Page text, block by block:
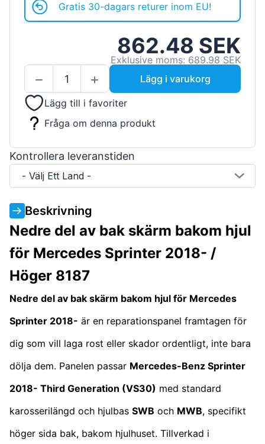
Gratis 30-dagars returer inom EU!
862.48 SEK
Exklusive moms: 689.98 SEK
Lägg i varukorg
Lägg till i favoriter
Fråga om denna produkt
Kontrollera leveranstiden
- Välj Ett Land -
Beskrivning
Nedre del av bak skärm bakom hjul
för Mercedes Sprinter 2018- /
Höger 8187
Nedre del av bak skärm bakom hjul för Mercedes
Sprinter 2018- är en reparationspanel framtagen för
dig som vill laga rost eller skador ordentligt, inte bara
dölja dem. Panelen passar Mercedes-Benz Sprinter
2018- Third Generation (VS30) med standard
karosserilängd och hjulbas SWB och MWB, specifikt
höger sida bak, bakom hjulhuset. Tillverkad i